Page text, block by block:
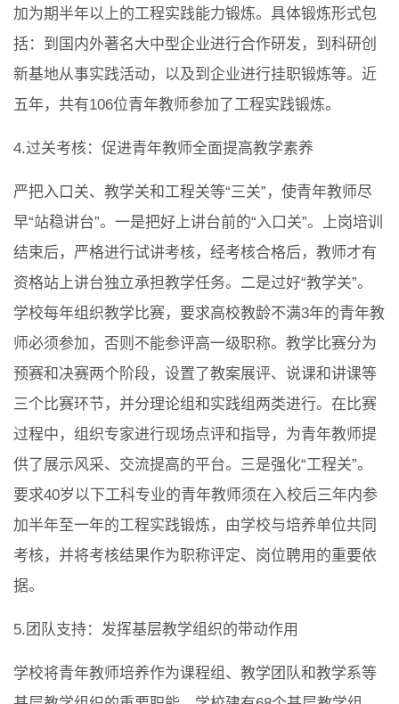
加为期半年以上的工程实践能力锻炼。具体锻炼形式包
括：到国内外著名大中型企业进行合作研发，到科研创
新基地从事实践活动，以及到企业进行挂职锻炼等。近
五年，共有106位青年教师参加了工程实践锻炼。
4.过关考核：促进青年教师全面提高教学素养
严把入口关、教学关和工程关等“三关”，使青年教师尽
早“站稳讲台”。一是把好上讲台前的“入口关”。上岗培训
结束后，严格进行试讲考核，经考核合格后，教师才有
资格站上讲台独立承担教学任务。二是过好“教学关”。
学校每年组织教学比赛，要求高校教龄不满3年的青年教
师必须参加，否则不能参评高一级职称。教学比赛分为
预赛和决赛两个阶段，设置了教案展评、说课和讲课等
三个比赛环节，并分理论组和实践组两类进行。在比赛
过程中，组织专家进行现场点评和指导，为青年教师提
供了展示风采、交流提高的平台。三是强化“工程关”。
要求40岁以下工科专业的青年教师须在入校后三年内参
加半年至一年的工程实践锻炼，由学校与培养单位共同
考核，并将考核结果作为职称评定、岗位聘用的重要依
据。
5.团队支持：发挥基层教学组织的带动作用
学校将青年教师培养作为课程组、教学团队和教学系等